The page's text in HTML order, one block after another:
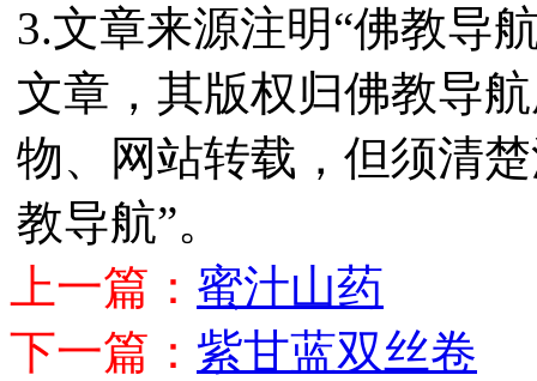
3.文章来源注明“佛教导
文章，其版权归佛教导
物、网站转载，但须清
教导航”。
上一篇： 蜜汁山药
下一篇： 紫甘蓝双丝卷